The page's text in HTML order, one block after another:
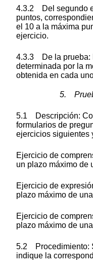
4.3.2 Del segundo
puntos,
el 10 a la máxima
ejercicio.
4.3.3 De la prueba:
determinada por la
obtenida en cada
5.
5.1 Descripción:
formularios de
ejercicios siguientes
Ejercicio de
un plazo máximo de
Ejercicio de
plazo máximo de
Ejercicio de
plazo máximo de
5.2 Procedimiento:
indique la